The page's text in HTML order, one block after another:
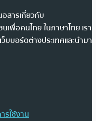
สารเกี่ยวกับ
เพื่อคนไทย ในภาษาไทย เรา
บบอร์ดต่างประเทศและนำมา
รใช้งาน